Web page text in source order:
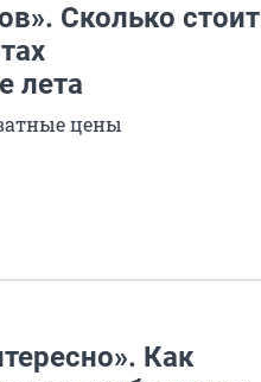
Сколько стоит
лета
цены
Как